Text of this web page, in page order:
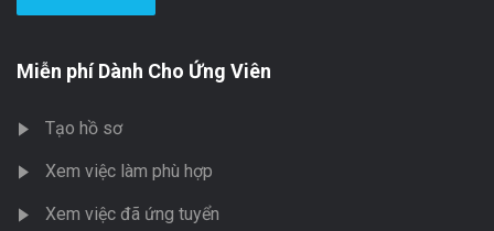
Miễn phí Dành Cho Ứng Viên
Tạo hồ sơ
Xem việc làm phù hợp
Xem việc đã ứng tuyển